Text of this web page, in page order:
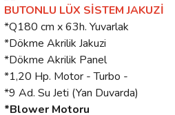
BUTONLU LÜX SİSTEM JAKUZİ
*Q180 cm x 63h. Yuvarlak
*Dökme Akrilik Jakuzi
*Dökme Akrilik Panel
*1,20 Hp. Motor - Turbo -
*9 Ad. Su Jeti (Yan Duvarda)
*Blower Motoru